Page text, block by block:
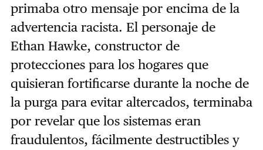
primaba otro mensaje por encima de la
advertencia racista. El personaje de
Ethan Hawke, constructor de
protecciones para los hogares que
quisieran fortificarse durante la noche de
la purga para evitar altercados, terminaba
por revelar que los sistemas eran
fraudulentos, fácilmente destructibles y